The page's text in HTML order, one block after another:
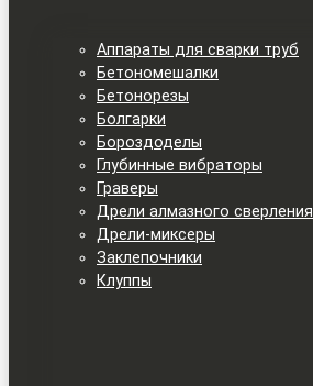
Аппараты для сварки труб
Бетономешалки
Бетонорезы
Болгарки
Бороздоделы
Глубинные вибраторы
Граверы
Дрели алмазного сверления
Дрели-миксеры
Заклепочники
Клуппы